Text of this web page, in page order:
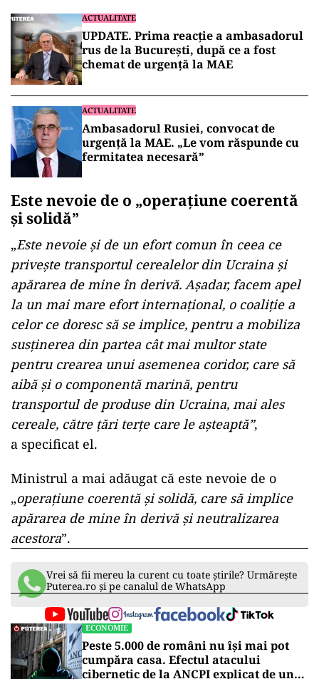
ACTUALITATE
UPDATE. Prima reacție a ambasadorul
rus de la București, după ce a fost
chemat de urgență la MAE
ACTUALITATE
Ambasadorul Rusiei, convocat de
urgență la MAE. „Le vom răspunde cu
fermitatea necesară”
Este nevoie de o „operaţiune coerentă
şi solidă”
„Este nevoie şi de un efort comun în ceea ce
priveşte transportul cerealelor din Ucraina şi
apărarea de mine în derivă. Aşadar, facem apel
la un mai mare efort internaţional, o coaliţie a
celor ce doresc să se implice, pentru a mobiliza
susţinerea din partea cât mai multor state
pentru crearea unui asemenea coridor, care să
aibă şi o componentă marină, pentru
transportul de produse din Ucraina, mai ales
cereale, către ţări terţe care le aşteaptă”,
a specificat el.
Ministrul a mai adăugat că este nevoie de o
„operaţiune coerentă şi solidă, care să implice
apărarea de mine în derivă şi neutralizarea
acestora”.
Vrei să fii mereu la curent cu toate știrile? Urmărește
Puterea.ro și pe canalul de WhatsApp
ECONOMIE
Peste 5.000 de români nu își mai pot
cumpăra casa. Efectul atacului
cibernetic de la ANCPI explicat de un